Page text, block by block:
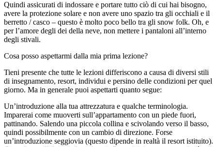
Quindi assicurati di indossare e portare tutto ciò di cui hai bisogno,
avere la protezione solare e non avere uno spazio tra gli occhiali e il
berretto / casco – questo è molto poco bello tra gli snow folk. Oh, e
per l’amore degli dei della neve, non mettere i pantaloni all’interno
degli stivali.
Cosa posso aspettarmi dalla mia prima lezione?
Tieni presente che tutte le lezioni differiscono a causa di diversi stili
di insegnamento, resort, individui e persino delle condizioni per quel
giorno. Ma in generale puoi aspettarti quanto segue:
Un’introduzione alla tua attrezzatura e qualche terminologia.
Imparerai come muoverti sull’appartamento con un piede fuori,
pattinando. Salendo una piccola collina e scivolando verso il basso,
quindi possibilmente con un cambio di direzione. Forse
un’introduzione seggiovia (questo dipende in realtà il resort istituito).